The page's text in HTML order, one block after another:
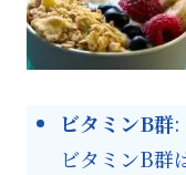
ビタミンB群:
ビタミンB群